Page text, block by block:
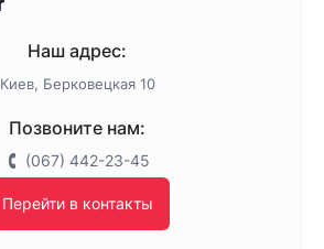
Наш адрес:
Киев, Берковецкая 10
Позвоните нам:
(067) 442-23-45
Перейти в контакты